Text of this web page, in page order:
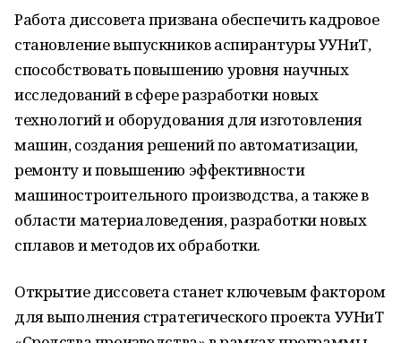
Работа диссовета призвана обеспечить кадровое
становление выпускников аспирантуры УУНиТ,
способствовать повышению уровня научных
исследований в сфере разработки новых
технологий и оборудования для изготовления
машин, создания решений по автоматизации,
ремонту и повышению эффективности
машиностроительного производства, а также в
области материаловедения, разработки новых
сплавов и методов их обработки.
Открытие диссовета станет ключевым фактором
для выполнения стратегического проекта УУНиТ